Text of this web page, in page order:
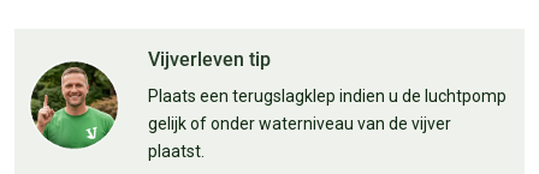
Vijverleven tip
Plaats een terugslagklep indien u de luchtpomp
gelijk of onder waterniveau van de vijver
plaatst.